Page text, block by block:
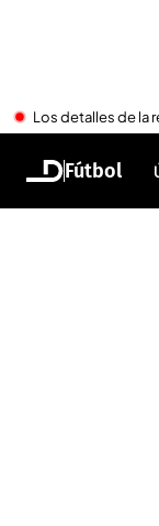
Los detalles de la
Fútbol